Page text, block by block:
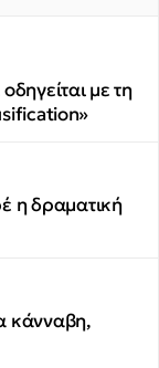
με τη
η δραματική
κάνναβη,